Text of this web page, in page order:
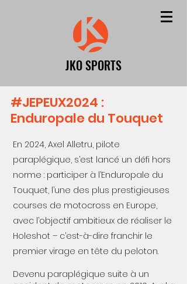
JKO SPORTS
#JEPEUX2024 :
Enduropale du Touquet
En 2024, Axel Alletru, pilote
paraplégique, s’est lancé un défi hors
norme : participer à l’Enduropale du
Touquet, l’une des plus prestigieuses
courses de motocross en Europe,
avec l’objectif ambitieux de réaliser le
Holeshot – c’est-à-dire franchir le
premier virage en tête du peloton.
Devenu paraplégique suite à un